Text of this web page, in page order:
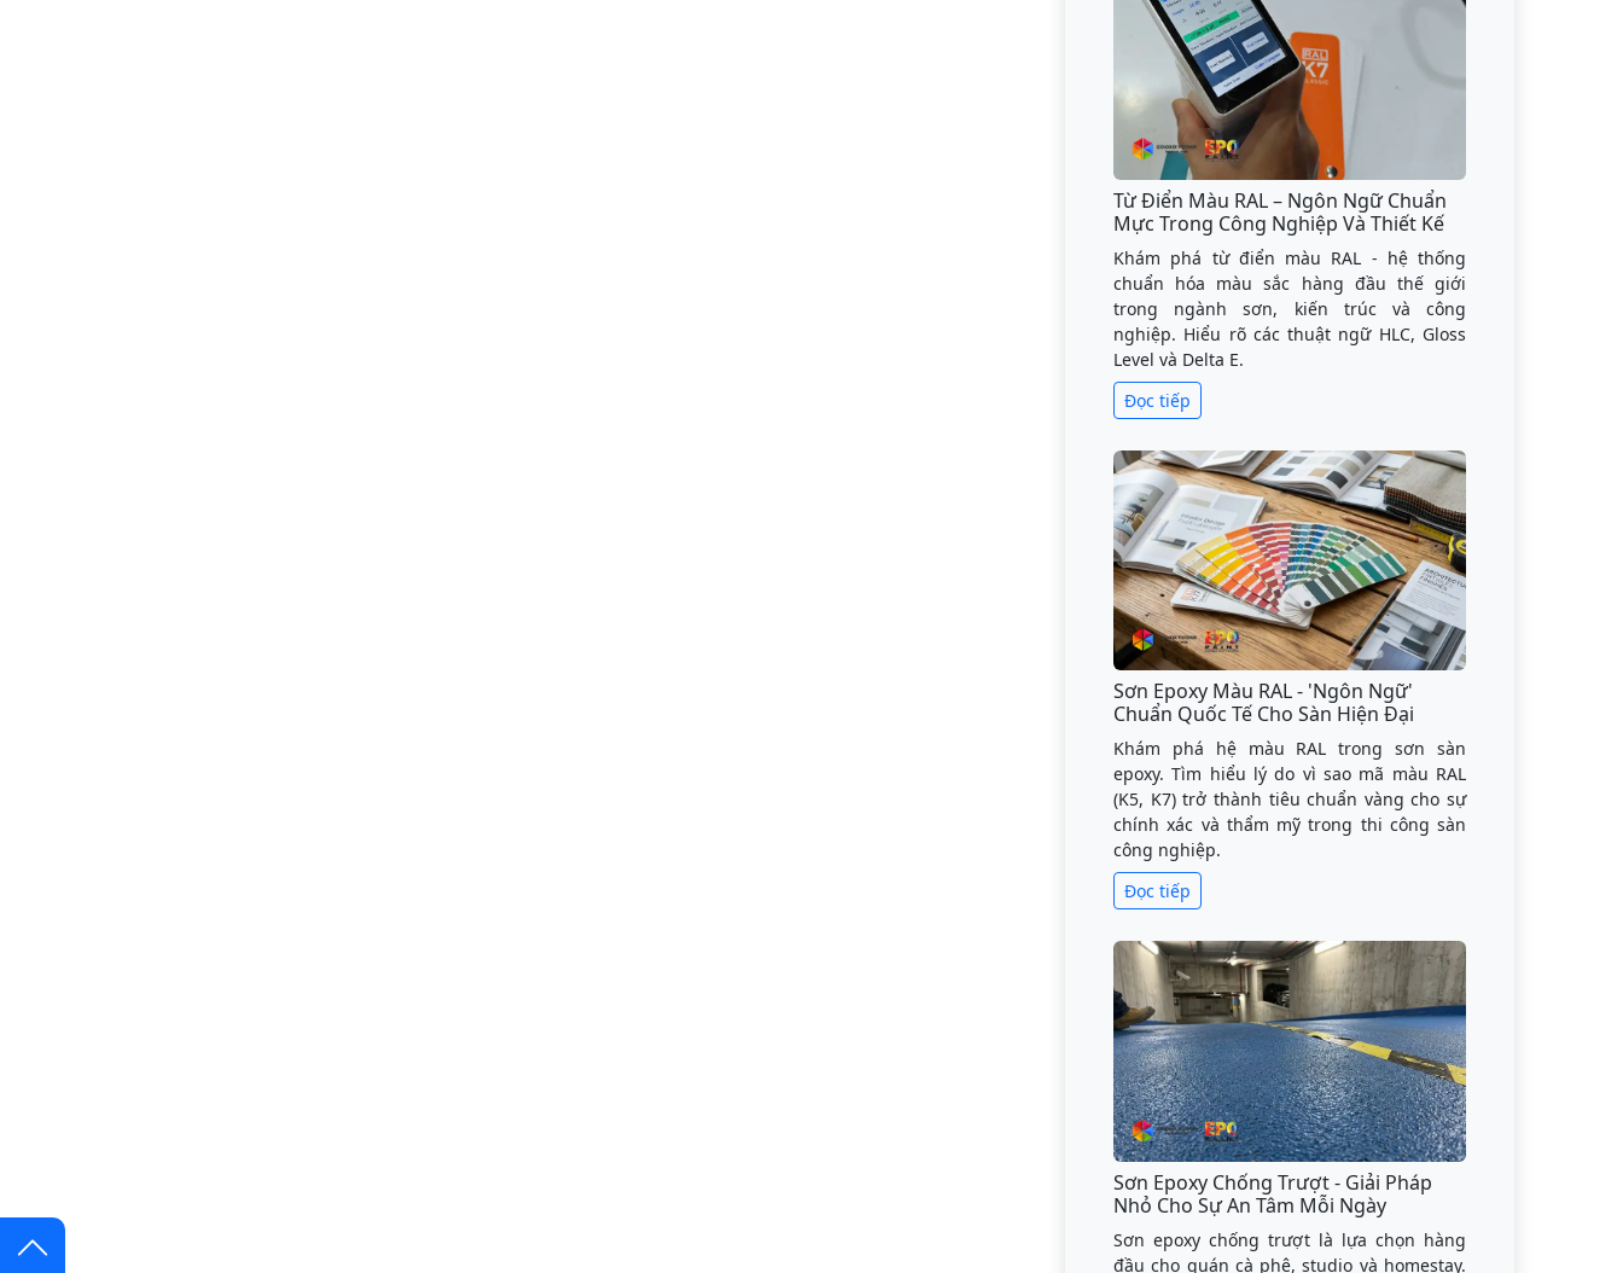
Từ Điển Màu RAL – Ngôn Ngữ Chuẩn
Mực Trong Công Nghiệp Và Thiết Kế
Khám phá từ điển màu RAL - hệ thống
chuẩn hóa màu sắc hàng đầu thế giới
trong ngành sơn, kiến trúc và công
nghiệp. Hiểu rõ các thuật ngữ HLC, Gloss
Level và Delta E.
Đọc tiếp
Sơn Epoxy Màu RAL - 'Ngôn Ngữ'
Chuẩn Quốc Tế Cho Sàn Hiện Đại
Khám phá hệ màu RAL trong sơn sàn
epoxy. Tìm hiểu lý do vì sao mã màu RAL
(K5, K7) trở thành tiêu chuẩn vàng cho sự
chính xác và thẩm mỹ trong thi công sàn
công nghiệp.
Đọc tiếp
Sơn Epoxy Chống Trượt - Giải Pháp
Nhỏ Cho Sự An Tâm Mỗi Ngày
Sơn epoxy chống trượt là lựa chọn hàng
đầu cho quán cà phê, studio và homestay.